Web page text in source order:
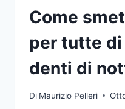
Come
per tutte
denti di
Di Maurizio Pelleri